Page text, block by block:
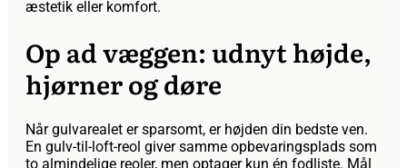
æstetik eller komfort.
Op ad væggen: udnyt højde,
hjørner og døre
Når gulvarealet er sparsomt, er højden din bedste ven.
En gulv-til-loft-reol giver samme opbevaringsplads som
to almindelige reoler, men optager kun én fodliste. Mål